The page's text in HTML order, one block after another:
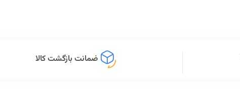
ضمانت بازگشت کالا